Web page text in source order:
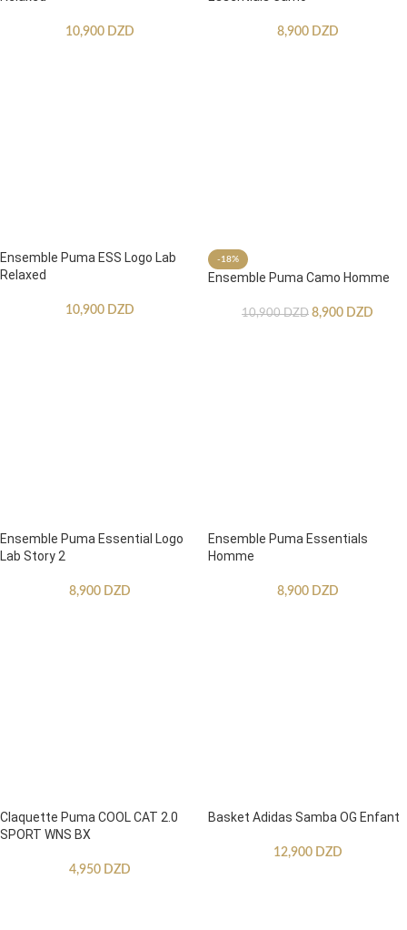
10,900 DZD 8,900 DZD
Ensemble Puma ESS Logo Lab
Relaxed
10,900 DZD
-18%
Ensemble Puma Camo Homme
10,900DZD 8,900 DZD
Ensemble Puma Essential Logo
Lab Story 2
8,900 DZD
Ensemble Puma Essentials
Homme
8,900 DZD
Claquette Puma COOL CAT 2.0
SPORT WNS BX
4,950 DZD
Basket Adidas Samba OG Enfant
12,900 DZD